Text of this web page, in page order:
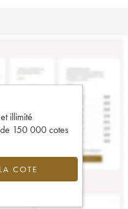
illimité
150 000 cotes
COTE